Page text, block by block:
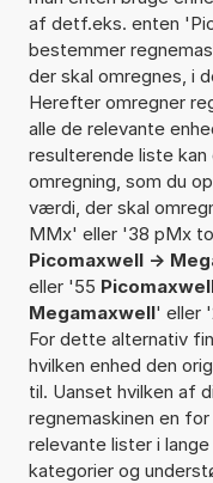
af detf.eks. enten
bestemmer
der skal omregnes, i
Herefter omregner
alle de relevante
resulterende liste
omregning, som du
værdi, der skal
MMx' eller '38 pMx
Picomaxwell ->
eller '55
Megamaxwell' eller
For dette alternativ
hvilken enhed den
til. Uanset hvilken af
regnemaskinen en
relevante lister i
kategorier og